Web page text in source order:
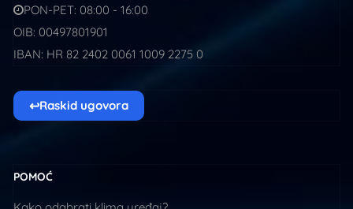
PON-PET: 08:00 - 16:00
OIB: 00497801901
IBAN: HR 82 2402 0061 1009 2275 0
↩Raskid ugovora
POMOĆ